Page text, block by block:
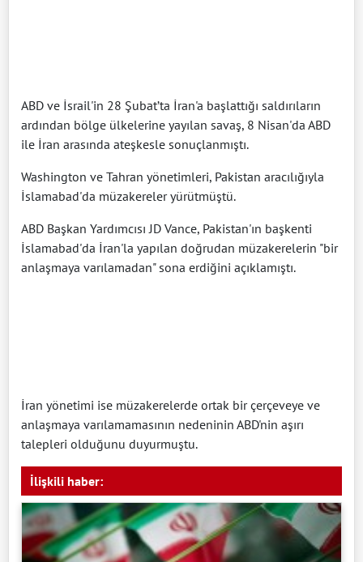
ABD ve İsrail'in 28 Şubat’ta İran'a başlattığı saldırıların
ardından bölge ülkelerine yayılan savaş, 8 Nisan'da ABD
ile İran arasında ateşkesle sonuçlanmıştı.
Washington ve Tahran yönetimleri, Pakistan aracılığıyla
İslamabad'da müzakereler yürütmüştü.
ABD Başkan Yardımcısı JD Vance, Pakistan'ın başkenti
İslamabad'da İran'la yapılan doğrudan müzakerelerin "bir
anlaşmaya varılamadan" sona erdiğini açıklamıştı.
İran yönetimi ise müzakerelerde ortak bir çerçeveye ve
anlaşmaya varılamamasının nedeninin ABD'nin aşırı
talepleri olduğunu duyurmuştu.
İlişkili haber: